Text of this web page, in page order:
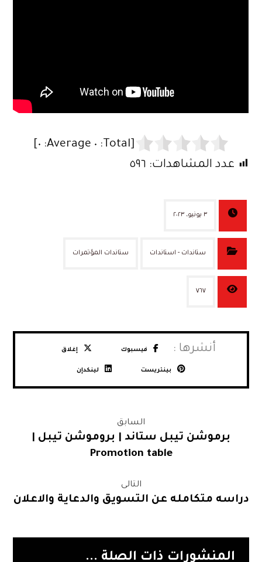
[Total: ٠ ٠]
عدد المشاهدات: ٥٩٦
٣ يونيو، ٢٠٢٣
ستاندات - استاندات ستاندات المؤتمرات
٧٦٧
فيسبوك إغلاق
بينتريست لينكدإن
السابق
برموشن تيبل ستاند | بروموشن تيبل |
Promotion table
التالى
دراسه متكامله عن التسويق والدعاية والاعلان
المنشورات ذات الصلة ...